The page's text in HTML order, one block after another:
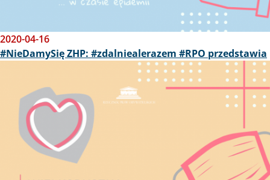
2020-04-16
#NieDamySię ZHP: #zdalniealerazem #RPO przedstawia